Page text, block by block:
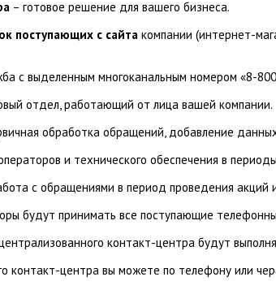
– готовое решение для вашего бизнеса.
поступающих с сайта компании (интернет-
с выделенным многоканальным номером «8-
отдел, работающий от лица вашей компании.
обработка обращений, добавление
и технического обеспечения в
с обращениями в период проведения акций
будут принимать все поступающие
контакт-центра будут
контакт-центра вы можете по телефону или